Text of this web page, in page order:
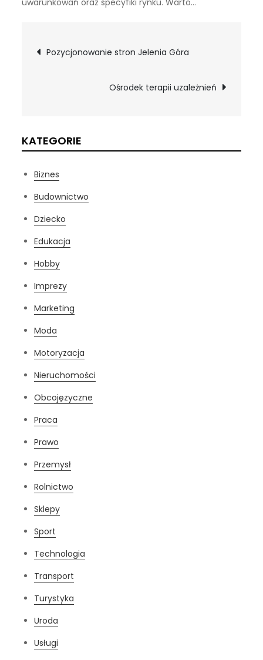
Nawigacja
Pozycjonowanie stron Jelenia Góra
Ośrodek terapii uzależnień
KATEGORIE
Biznes
Budownictwo
Dziecko
Edukacja
Hobby
Imprezy
Marketing
Moda
Motoryzacja
Nieruchomości
Obcojęzyczne
Praca
Prawo
Przemysł
Rolnictwo
Sklepy
Sport
Technologia
Transport
Turystyka
Uroda
Usługi